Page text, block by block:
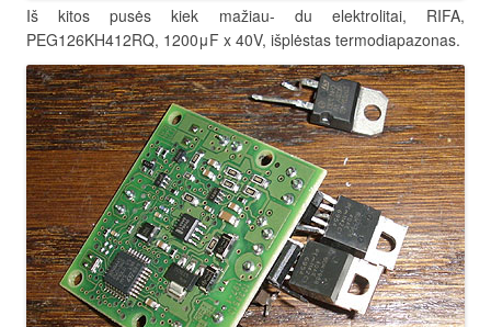
Iš kitos pusės kiek mažiau- du elektrolitai, RIFA,
PEG126KH412RQ, 1200μF x 40V, išplėstas termodiapazonas.